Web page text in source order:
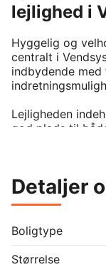
lejlighed i
Hyggelig og
centralt i
indbydende
Lejligheden
god plads til
Lejemålet er
Highlights:
Central
Detaljer
Boligtype
Størrelse